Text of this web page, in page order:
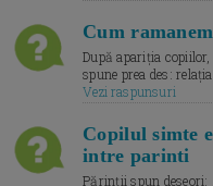
Cum
După apariția
spune prea des:
Vezi raspunsuri
Copilul simte
intre parinti
Părinții spun deseori: